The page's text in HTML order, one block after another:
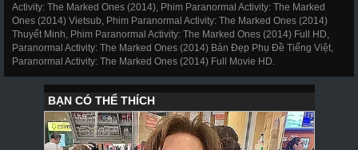
Activity: The Marked Ones (2014), Phim Paranormal Activity: The Marked
Ones (2014) Vietsub, Phim Paranormal Activity: The Marked Ones (2014)
Thuyết Minh, Phim Paranormal Activity: The Marked Ones (2014) Full HD,
Paranormal Activity: The Marked Ones (2014) Bản Đẹp Phụ Đề Tiếng Việt,
Paranormal Activity: The Marked Ones (2014) Full Movie HD.